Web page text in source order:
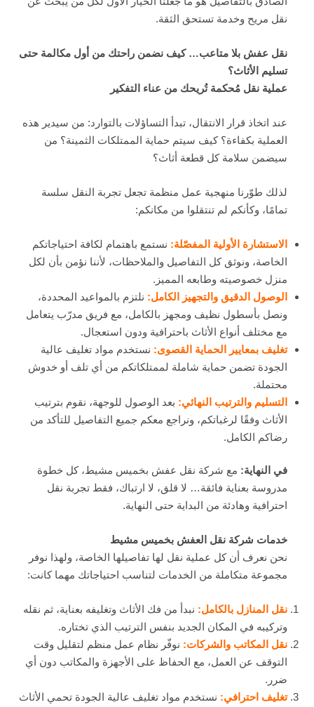
نقل مريح وخدمة تستحق الثقة.
نقل عفش بلا متاعب… كيف نضمن راحتك من أول مكالمة حتى
تسليم الأثاث؟
عملية نقل مُحكمة تُريحك من عناء التفكير
عند اتخاذ قرار الانتقال، تبدأ التساؤلات بالتوارد: من سيدير هذه
العملية بكفاءة؟ كيف سيتم حماية الممتلكات الثمينة؟ من
سيضمن سلامة كل قطعة أثاث؟
لذلك طوّرنا منهجية عمل منظمة تجعل تجربة النقل سلسة
تمامًا، وكأنكم لم تنتقلوا من مكانكم:
الاستشارة الأولية المفصّلة: نستمع باهتمام لكافة احتياجاتكم
الخاصة، ونوثق كل التفاصيل والملاحظات، لأننا نؤمن بأن لكل
منزل خصوصيته وطابعه المميز.
الوصول الدقيق والتجهيز الكامل: نلتزم بالمواعيد المحددة،
ونصل بأسطول نظيف ومجهز بالكامل، مع فريق مدرّب يتعامل
مع مختلف أنواع الأثاث باحترافية ودون استعجال.
تغليف بمعايير الحماية القصوى: نستخدم مواد تغليف عالية
الجودة تضمن حماية شاملة لممتلكاتكم من أي تلف أو خدوش
محتملة.
التسليم والترتيب النهائي: بعد الوصول للوجهة، نقوم بترتيب
الأثاث وفقًا لرغباتكم، ونراجع معكم جميع التفاصيل للتأكد من
رضاكم الكامل.
في النهاية: مع شركة نقل عفش بخميس مشيط، كل خطوة
مدروسة بعناية فائقة… لا قلق، لا ارتباك، فقط تجربة نقل
احترافية وهادئة من البداية حتى النهاية.
خدمات شركة نقل العفش بخميس مشيط
نحن نعرف أن كل عملية نقل لها تفاصيلها الخاصة، ولهذا نوفر
مجموعة متكاملة من الخدمات لتناسب احتياجاتك مهما كانت:
نقل المنازل بالكامل: نبدأ من فك الأثاث وتغليفه بعناية، ثم نقله
وتركيبه في المكان الجديد بنفس الترتيب الذي تختاره.
نقل المكاتب والشركات: نوفّر نظام عمل منظم لتقليل وقت
التوقف عن العمل، مع الحفاظ على الأجهزة والمكاتب دون أي
ضرر.
تغليف احترافي: نستخدم مواد تغليف عالية الجودة تحمي الأثاث